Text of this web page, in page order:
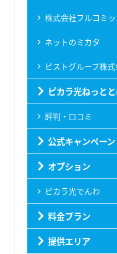
株式会社フルコミッ
ネットのミカタ
ピストグループ株
ピカラ光ねっとと
評判・口コミ
公式キャンペーン
オプション
ピカラ光でんわ
料金プラン
提供エリア